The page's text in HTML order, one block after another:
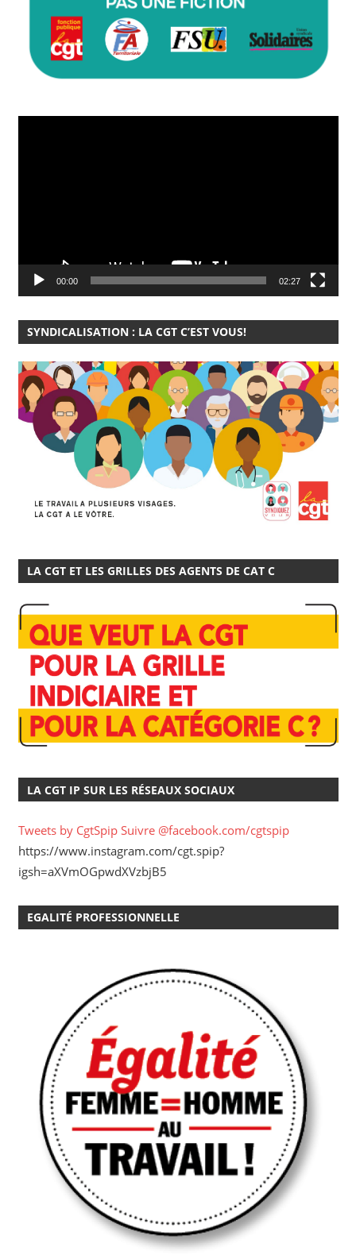
00:00 02:27
SYNDICALISATION : LA CGT C’EST VOUS!
LA CGT ET LES GRILLES DES AGENTS DE CAT C
LA CGT IP SUR LES RÉSEAUX SOCIAUX
Tweets by CgtSpip Suivre @facebook.com/cgtspip
https://www.instagram.com/cgt.spip?
igsh=aXVmOGpwdXVzbjB5
EGALITÉ PROFESSIONNELLE